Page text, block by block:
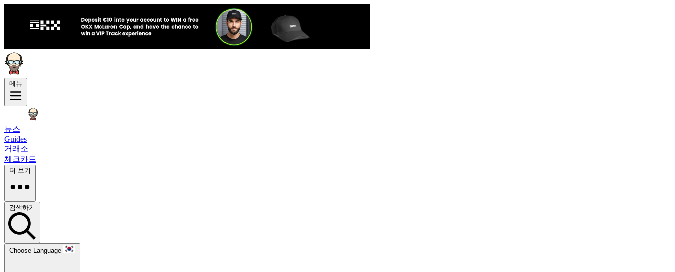
메뉴
뉴스
Guides
거래소
체크카드
더 보기
검색하기
Choose Language